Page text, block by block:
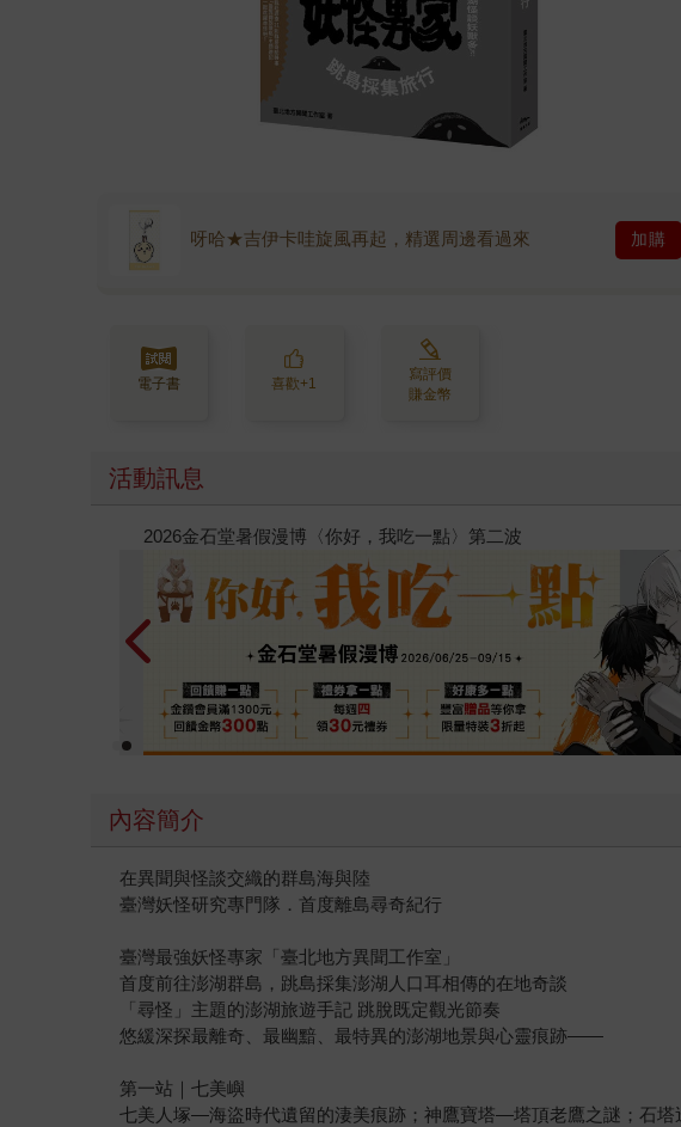
呀哈★吉伊卡哇旋風再起，精選周邊看過來 加購
電子書 喜歡+1
寫評價
賺金幣
活動訊息
春光ｘ奇幻基地｜全書系展
內容簡介
在異聞與怪談交織的群島海與陸
臺灣妖怪研究專門隊．首度離島尋奇紀行
臺灣最強妖怪專家「臺北地方異聞工作室」
首度前往澎湖群島，跳島採集澎湖人口耳相傳的在地奇談
「尋怪」主題的澎湖旅遊手記 跳脫既定觀光節奏
悠緩深探最離奇、最幽黯、最特異的澎湖地景與心靈痕跡——
第一站｜七美嶼
七美人塚—海盜時代遺留的淒美痕跡；神鷹寶塔—塔頂老鷹之謎；石